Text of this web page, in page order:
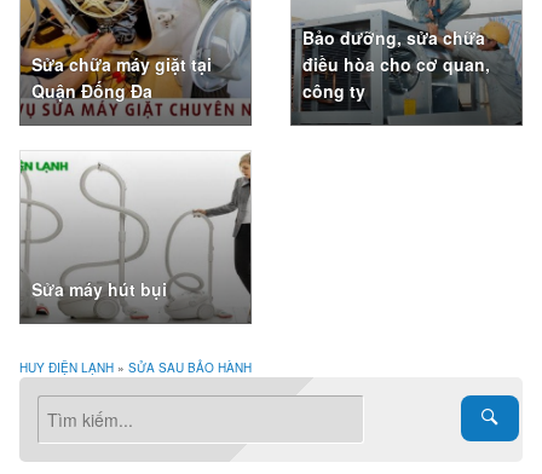
Sửa chữa máy giặt tại
Quận Đống Đa
Bảo dưỡng, sửa chữa
điều hòa cho cơ quan,
công ty
Sửa máy hút bụi
HUY ĐIỆN LẠNH » SỬA SAU BẢO HÀNH